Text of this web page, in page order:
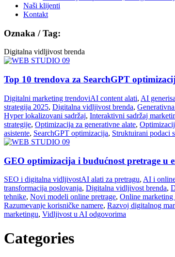
Naši klijenti
Kontakt
Oznaka / Tag:
Digitalna vidljivost brenda
Top 10 trendova za SearchGPT
Digitalni marketing trendoviAI content alati, AI
strategija 2025, Digitalna vidljivost brenda,
Hyper lokalizovani sadržaj, Interaktivni sadržaj
strategije, Optimizacija za generativne alate,
asistente, SearchGPT optimizacija, Struktuirani podaci
GEO optimizacija i budućnost pretrage u
SEO i digitalna vidljivostAI alati za pretragu, AI i
transformacija poslovanja, Digitalna vidljivost brenda,
tehnike, Novi modeli online pretrage, Online marketing
Razumevanje korisničke namere, Razvoj digitalnog
marketingu, Vidljivost u AI odgovorima
Categories